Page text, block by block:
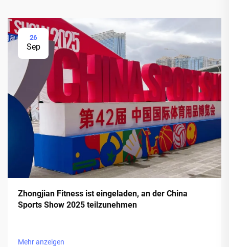
26
Sep
Zhongjian Fitness ist eingeladen, an der China
Sports Show 2025 teilzunehmen
Mehr anzeigen